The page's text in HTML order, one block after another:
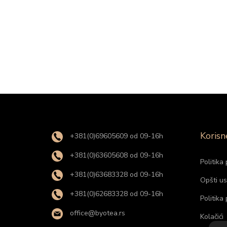
+381(0)69605609 od 09-16h
+381(0)63605608 od 09-16h
+381(0)63683328 od 09-16h
+381(0)62683328 od 09-16h
office@byotea.rs
Politika
Opšti
Politika
Kolačići